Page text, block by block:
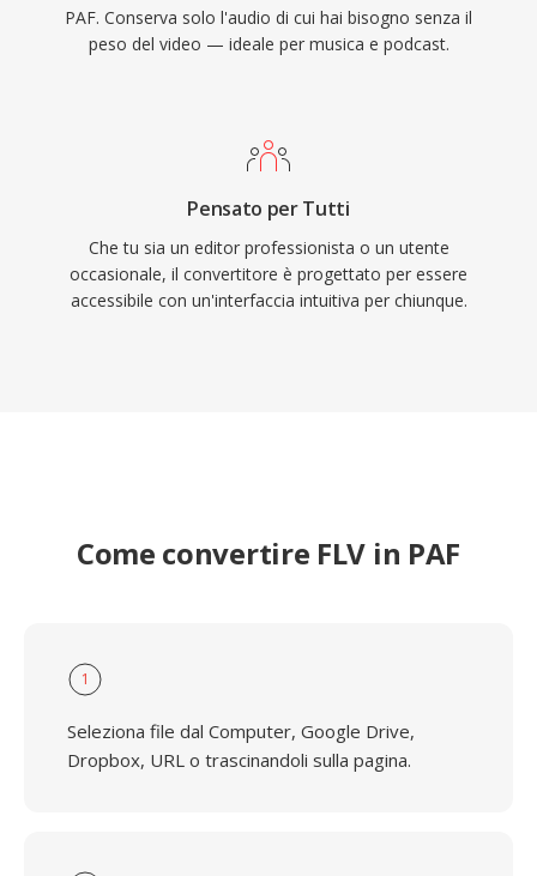
PAF. Conserva solo l'audio di cui hai bisogno senza il
peso del video — ideale per musica e podcast.
Pensato per Tutti
Che tu sia un editor professionista o un utente
occasionale, il convertitore è progettato per essere
accessibile con un'interfaccia intuitiva per chiunque.
Come convertire FLV in PAF
1
Seleziona file dal Computer, Google Drive,
Dropbox, URL o trascinandoli sulla pagina.